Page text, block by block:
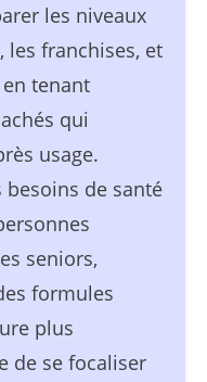
les niveaux
les franchises, et
tenant
qui
usage.
besoins de santé
seniors,
formules
plus
de se focaliser